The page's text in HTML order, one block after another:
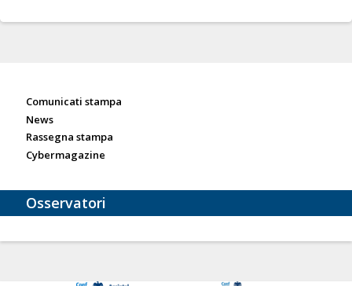
Comunicati stampa
News
Rassegna stampa
Cybermagazine
Osservatori